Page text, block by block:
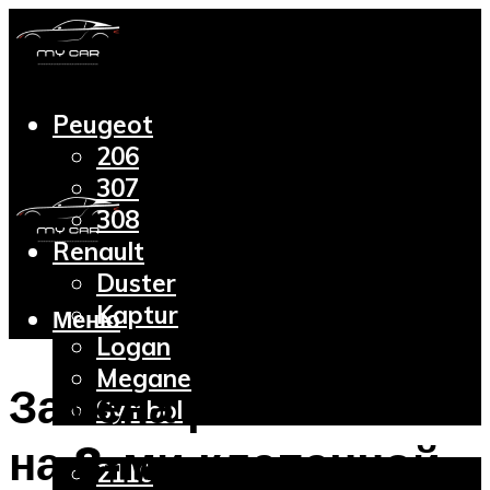
Peugeot
206
307
308
Renault
Duster
Kaptur
Logan
Megane
Symbol
Lada
2110
Меню
Замена ремня ГРМ
на 8-ми клапанной